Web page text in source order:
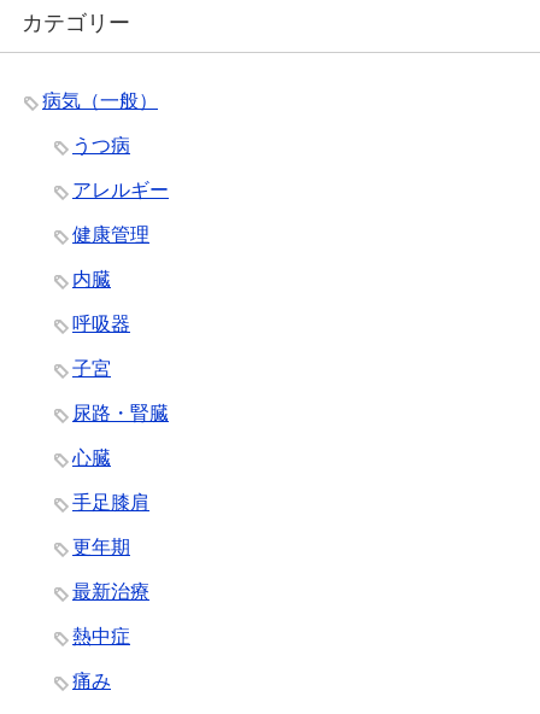
カテゴリー
病気（一般）
うつ病
アレルギー
健康管理
内臓
呼吸器
子宮
尿路・腎臓
心臓
手足膝肩
更年期
最新治療
熱中症
痛み